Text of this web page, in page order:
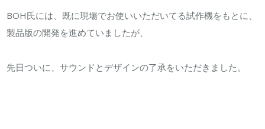
BOH氏には、既に現場でお使いいただいてる試作機をもとに、
製品版の開発を進めていましたが、
先日ついに、サウンドとデザインの了承をいただきました。